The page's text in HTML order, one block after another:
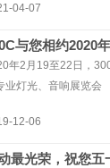
04-07
与您相约2020
年2月19至22日，
业灯光、音响展览会
12-06
最光荣，祝您五